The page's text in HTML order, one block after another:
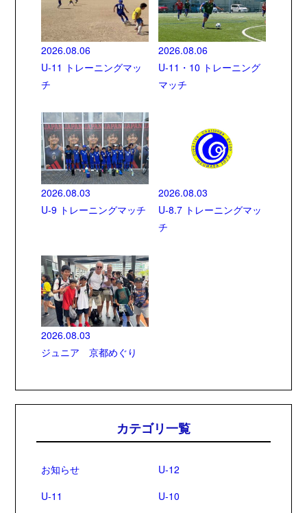
2026.08.06
U-11 トレーニングマッ
チ
2026.08.06
U-11・10 トレーニング
マッチ
2026.08.03
U-9 トレーニングマッチ
2026.08.03
U-8.7 トレーニングマッ
チ
2026.08.03
ジュニア 京都めぐり
カテゴリ一覧
お知らせ
U-12
U-11
U-10